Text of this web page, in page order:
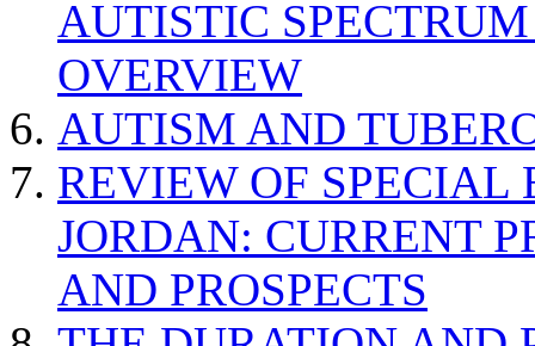
AUTISTIC
OVERVIEW
AUTISM AND
REVIEW OF SPECIAL
JORDAN: CURRENT
AND PROSPECTS